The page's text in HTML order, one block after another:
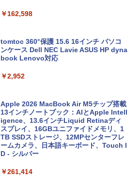
￥162,598
tomtoc 360°保護 15.6 16インチ パソコ
ンケース Dell NEC Lavie ASUS HP dyna
book Lenovo対応
￥2,952
Apple 2026 MacBook Air M5チップ搭載
13インチノートブック：AIとApple Intell
igence、13.6インチLiquid Retinaディ
スプレイ、16GBユニファイドメモリ、1
TB SSDストレージ、12MPセンターフレ
ームカメラ、日本語キーボード、Touch I
D - シルバー
￥261,414